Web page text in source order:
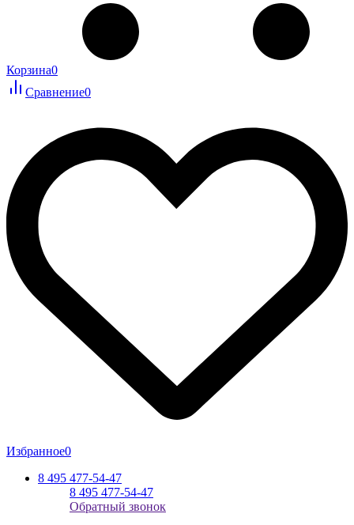
Корзина0
Сравнение0
Избранное0
8 495 477-54-47
8 495 477-54-47
Обратный звонок